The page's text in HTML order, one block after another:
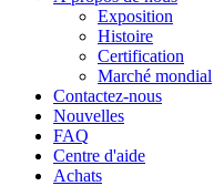
Exposition
Histoire
Certification
Marché mondial
Contactez-nous
Nouvelles
FAQ
Centre d'aide
Achats